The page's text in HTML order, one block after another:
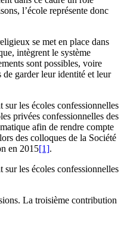
l’école représente donc
se met en place dans
intègrent le système
sont possibles, voire
de garder leur identité et leur
sur les écoles confessionnelles
privées confessionnelles des
afin de rendre compte
des colloques de la Société
en 2015[1].
les écoles confessionnelles
La troisième contribution